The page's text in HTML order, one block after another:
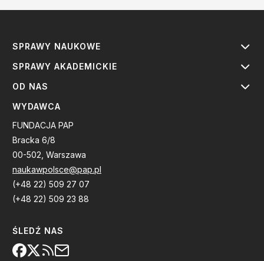
SPRAWY NAUKOWE
SPRAWY AKADEMICKIE
OD NAS
WYDAWCA
FUNDACJA PAP
Bracka 6/8
00-502, Warszawa
naukawpolsce@pap.pl
(+48 22) 509 27 07
(+48 22) 509 23 88
ŚLEDŹ NAS